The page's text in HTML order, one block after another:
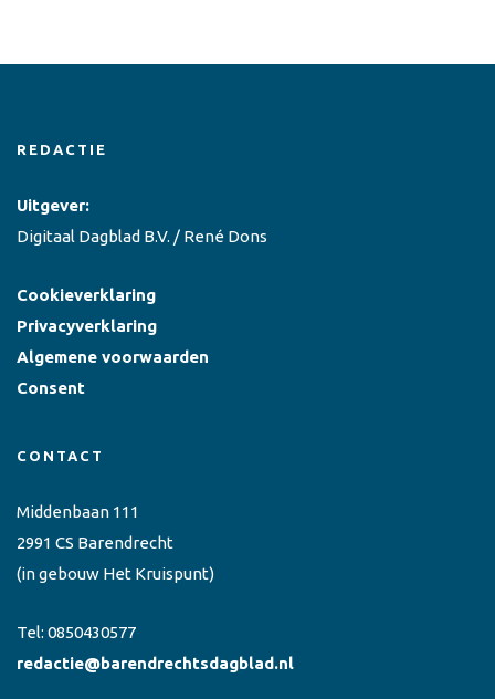
REDACTIE
Uitgever:
Digitaal Dagblad B.V. / René Dons
Cookieverklaring
Privacyverklaring
Algemene voorwaarden
Consent
CONTACT
Middenbaan 111
2991 CS Barendrecht
(in gebouw Het Kruispunt)
Tel: 0850430577
redactie@barendrechtsdagblad.nl